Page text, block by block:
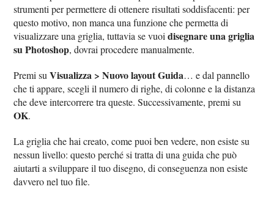
strumenti per permettere di ottenere risultati soddisfacenti: per
questo motivo, non manca una funzione che permetta di
visualizzare una griglia, tuttavia se vuoidisegnare una griglia
su Photoshop, dovrai procedere manualmente.
Premi suVisualizza > Nuovo layout Guida… e dal pannello
che ti appare, scegli il numero di righe, di colonne e la distanza
che deve intercorrere tra queste. Successivamente, premi su
OK.
La griglia che hai creato, come puoi ben vedere, non esiste su
nessun livello: questo perché si tratta di una guida che può
aiutarti a sviluppare il tuo disegno, di conseguenza non esiste
davvero nel tuo file.